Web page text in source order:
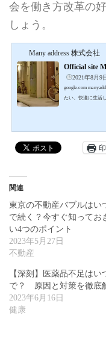
会を働き方改革の
しょう。
Many address 株式会社
Official site
2021年8月9
google.com
たい、快適に生活
関連
東京の不動産バブルはい
で続く？今すぐ知ってお
い4つのポイント
2023年5月27日
不動産
【深刻】医薬品不足はい
で？ 原因と対策を徹底
2023年6月16日
健康